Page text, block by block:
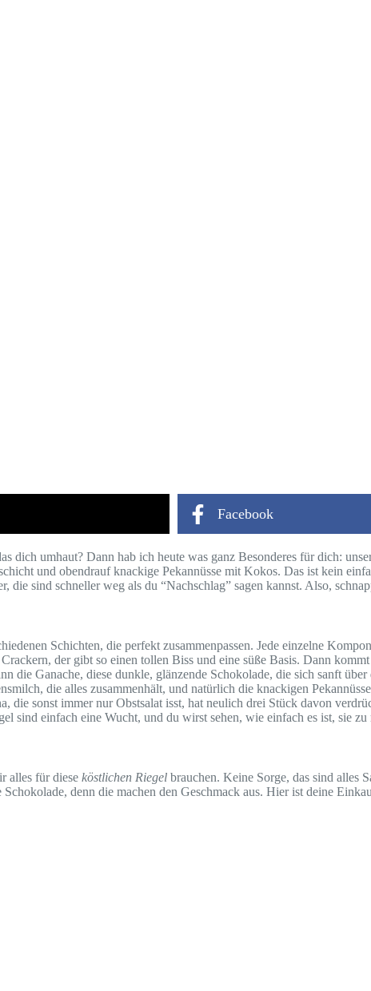
Facebook
dich umhaut? Dann hab ich heute was ganz Besonderes für dich:
und obendrauf knackige Pekannüsse mit Kokos. Das ist kein
sind schneller weg als du “Nachschlag” sagen kannst. Also,
Schichten, die perfekt zusammenpassen. Jede einzelne
der gibt so einen tollen Biss und eine süße Basis. Dann
die Ganache, diese dunkle, glänzende Schokolade, die sich sanft
die alles zusammenhält, und natürlich die knackigen
die sonst immer nur Obstsalat isst, hat neulich drei Stück davon
sind einfach eine Wucht, und du wirst sehen, wie einfach es ist, sie zu
alles für diese köstlichen Riegel brauchen. Keine Sorge, das sind alles
denn die machen den Geschmack aus. Hier ist deine